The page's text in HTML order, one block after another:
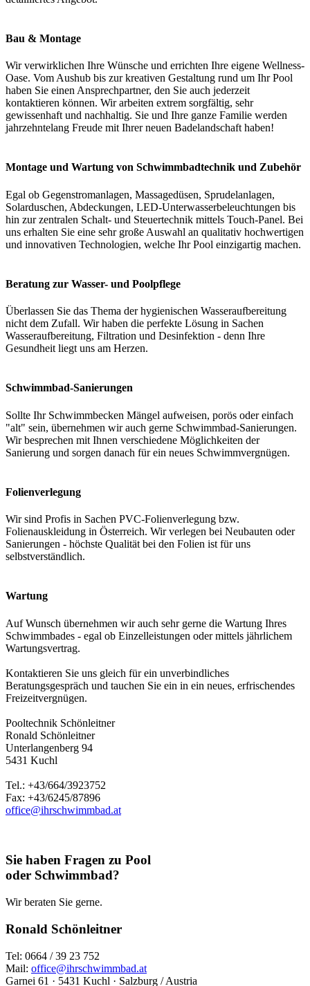
Bau & Montage
Wir verwirklichen Ihre Wünsche und errichten Ihre eigene Wellness-
Oase. Vom Aushub bis zur kreativen Gestaltung rund um Ihr Pool
haben Sie einen Ansprechpartner, den Sie auch jederzeit
kontaktieren können. Wir arbeiten extrem sorgfältig, sehr
gewissenhaft und nachhaltig. Sie und Ihre ganze Familie werden
jahrzehntelang Freude mit Ihrer neuen Badelandschaft haben!
Montage und Wartung von Schwimmbadtechnik und Zubehör
Egal ob Gegenstromanlagen, Massagedüsen, Sprudelanlagen,
Solarduschen, Abdeckungen, LED-Unterwasserbeleuchtungen bis
hin zur zentralen Schalt- und Steuertechnik mittels Touch-Panel. Bei
uns erhalten Sie eine sehr große Auswahl an qualitativ hochwertigen
und innovativen Technologien, welche Ihr Pool einzigartig machen.
Beratung zur Wasser- und Poolpflege
Überlassen Sie das Thema der hygienischen Wasseraufbereitung
nicht dem Zufall. Wir haben die perfekte Lösung in Sachen
Wasseraufbereitung, Filtration und Desinfektion - denn Ihre
Gesundheit liegt uns am Herzen.
Schwimmbad-Sanierungen
Sollte Ihr Schwimmbecken Mängel aufweisen, porös oder einfach
"alt" sein, übernehmen wir auch gerne Schwimmbad-Sanierungen.
Wir besprechen mit Ihnen verschiedene Möglichkeiten der
Sanierung und sorgen danach für ein neues Schwimmvergnügen.
Folienverlegung
Wir sind Profis in Sachen PVC-Folienverlegung bzw.
Folienauskleidung in Österreich. Wir verlegen bei Neubauten oder
Sanierungen - höchste Qualität bei den Folien ist für uns
selbstverständlich.
Wartung
Auf Wunsch übernehmen wir auch sehr gerne die Wartung Ihres
Schwimmbades - egal ob Einzelleistungen oder mittels jährlichem
Wartungsvertrag.
Kontaktieren Sie uns gleich für ein unverbindliches
Beratungsgespräch und tauchen Sie ein in ein neues, erfrischendes
Freizeitvergnügen.
Pooltechnik Schönleitner
Ronald Schönleitner
Unterlangenberg 94
5431 Kuchl
Tel.: +43/664/3923752
Fax: +43/6245/87896
office@ihrschwimmbad.at
Sie haben Fragen zu Pool
oder Schwimmbad?
Wir beraten Sie gerne.
Ronald Schönleitner
Tel: 0664 / 39 23 752
Mail: office@ihrschwimmbad.at
Garnei 61 · 5431 Kuchl · Salzburg / Austria